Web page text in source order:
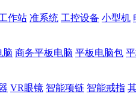
作站 准系统 工控设备 小型机
脑 商务平板电脑 平板电脑包
VR眼镜 智能项链 智能戒指